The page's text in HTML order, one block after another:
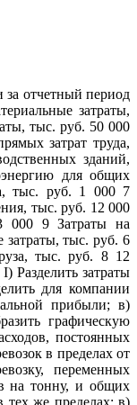
отчетный период
затраты,
тыс. руб. 50 000
затрат труда,
зданий,
для общих
тыс. руб. 1 000 7
тыс. руб. 12 000
000 9 Затраты на
затраты, тыс. руб. 6
тыс. руб. 8 12
Разделить затраты
для компании
прибыли; в)
графическую
постоянных
в пределах от
переменных
на тонну, и общих